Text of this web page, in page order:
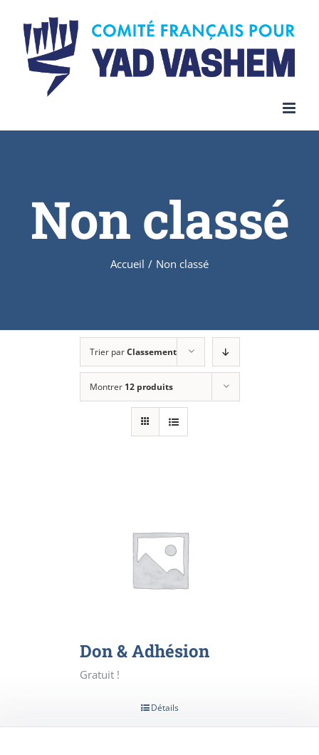
content
Non classé
Accueil / Non classé
Trier parClassement
Montrer 12 produits
Don & Adhésion
Gratuit !
Détails